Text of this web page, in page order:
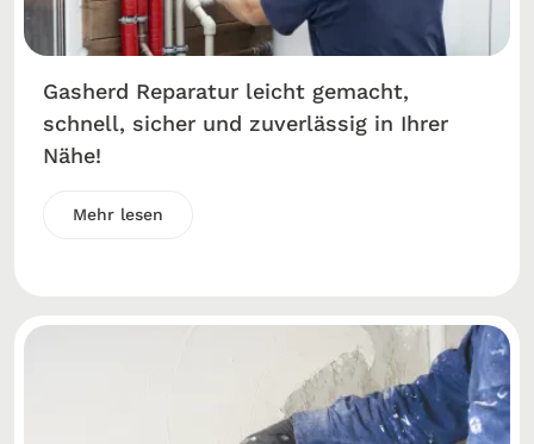
Gasherd Reparatur leicht gemacht,
schnell, sicher und zuverlässig in Ihrer
Nähe!
Mehr lesen